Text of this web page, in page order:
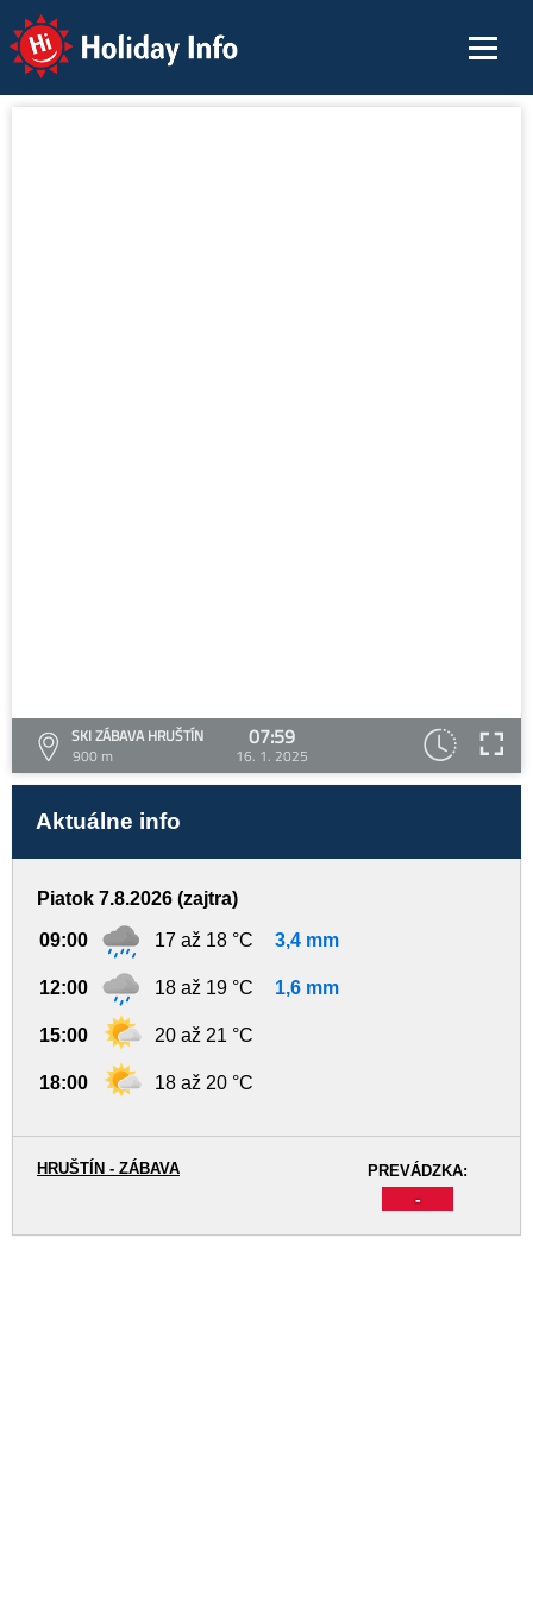
Holiday Info
SKI ZÁBAVA HRUŠTÍN
900 m
07:59
16. 1. 2025
Aktuálne info
Piatok 7.8.2026 (zajtra)
09:00 17 až 18 °C 3,4 mm
12:00 18 až 19 °C 1,6 mm
15:00 20 až 21 °C
18:00 18 až 20 °C
PREVÁDZKA:
-
HRUŠTÍN - ZÁBAVA